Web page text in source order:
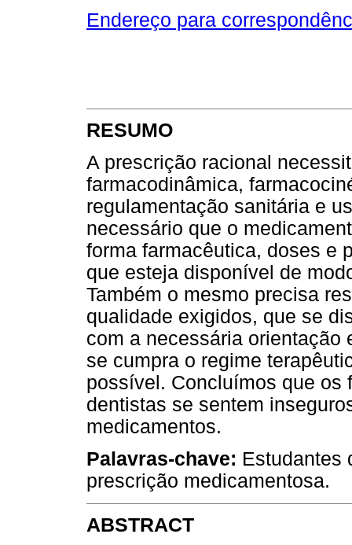
Endereço para
RESUMO
A prescrição racional
farmacodinâmica,
regulamentação sanitária e
necessário que o
forma farmacêutica, doses e
que esteja disponível de
Também o mesmo precisa
qualidade exigidos, que se
com a necessária orientação
se cumpra o regime
possível. Concluímos que os
dentistas se sentem
medicamentos.
Palavras-chave: Estudantes
prescrição medicamentosa.
ABSTRACT